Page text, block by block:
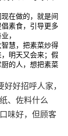
在做的，就是间
素食，引导更多
，
慧，把素菜炒得
明天又会来；假
的人，想把素菜
好招呼人家，
、佐料什么
味好，但顾客